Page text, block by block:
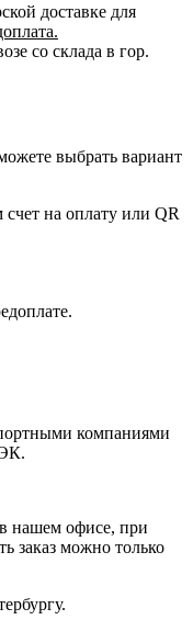
доставке для
со склада в гор.
выбрать вариант
на оплату или QR
компаниями
нашем офисе, при
заказ можно только